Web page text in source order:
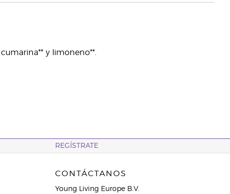
y limoneno**.
REGÍSTRATE
CONTÁCTANOS
Young Living Europe B.V.